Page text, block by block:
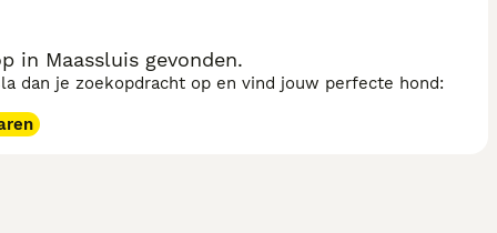
in Maassluis gevonden.
dan je zoekopdracht op en vind jouw perfecte hond: